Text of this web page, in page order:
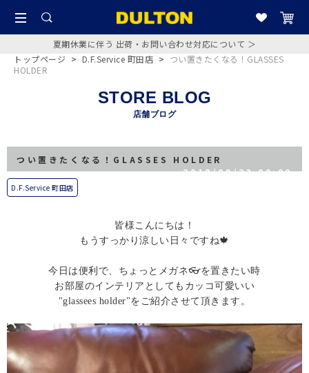
夏期休業に伴う 出荷・お問い合わせ対応について ＞
トップページ > D.F.Service 町田店 > つい置きたくなる！GLASSES
HOLDER
STORE BLOG
店舗ブログ
つい置きたくなる！GLASSES HOLDER
2018/09/23 00:00
D.F.Service 町田店
皆様こんにちは！
もうすっかり涼しい日々ですね🍁
今日は便利で、ちょっとメガネ👓を置きたい時
お部屋のインテリアとしてもカッコ可愛いい
"glassees holder"をご紹介させて頂きます。